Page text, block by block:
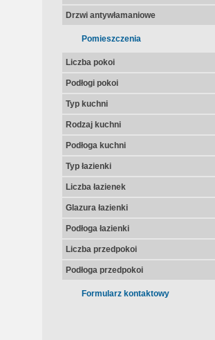
Drzwi antywłamaniowe
Pomieszczenia
Liczba pokoi
Podłogi pokoi
Typ kuchni
Rodzaj kuchni
Podłoga kuchni
Typ łazienki
Liczba łazienek
Glazura łazienki
Podłoga łazienki
Liczba przedpokoi
Podłoga przedpokoi
Formularz kontaktowy